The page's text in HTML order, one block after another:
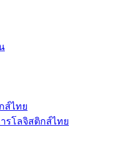
ส์ไทย
รโลจิสติกส์ไทย